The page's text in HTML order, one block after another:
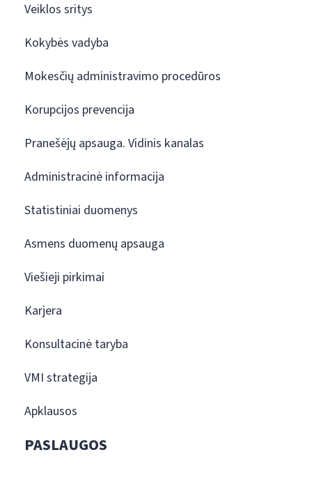
Veiklos sritys
Kokybės vadyba
Mokesčių administravimo procedūros
Korupcijos prevencija
Pranešėjų apsauga. Vidinis kanalas
Administracinė informacija
Statistiniai duomenys
Asmens duomenų apsauga
Viešieji pirkimai
Karjera
Konsultacinė taryba
VMI strategija
Apklausos
PASLAUGOS